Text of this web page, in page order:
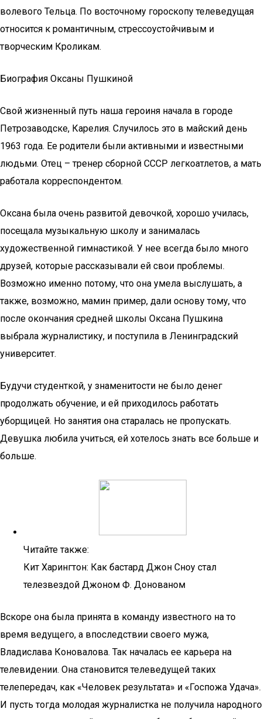
волевого Тельца. По восточному гороскопу телеведущая
относится к романтичным, стрессоустойчивым и
творческим Кроликам.
Биография Оксаны Пушкиной
Свой жизненный путь наша героиня начала в городе
Петрозаводске, Карелия. Случилось это в майский день
1963 года. Ее родители были активными и известными
людьми. Отец – тренер сборной СССР легкоатлетов, а мать
работала корреспондентом.
Оксана была очень развитой девочкой, хорошо училась,
посещала музыкальную школу и занималась
художественной гимнастикой. У нее всегда было много
друзей, которые рассказывали ей свои проблемы.
Возможно именно потому, что она умела выслушать, а
также, возможно, мамин пример, дали основу тому, что
после окончания средней школы Оксана Пушкина
выбрала журналистику, и поступила в Ленинградский
университет.
Будучи студенткой, у знаменитости не было денег
продолжать обучение, и ей приходилось работать
уборщицей. Но занятия она старалась не пропускать.
Девушка любила учиться, ей хотелось знать все больше и
больше.
Читайте также:
Кит Харингтон: Как бастард Джон Сноу стал
телезвездой Джоном Ф. Донованом
Вскоре она была принята в команду известного на то
время ведущего, а впоследствии своего мужа,
Владислава Коновалова. Так началась ее карьера на
телевидении. Она становится телеведущей таких
телепередач, как «Человек результата» и «Госпожа Удача».
И пусть тогда молодая журналистка не получила народного